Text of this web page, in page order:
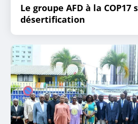
Le groupe AFD à la COP17
désertification